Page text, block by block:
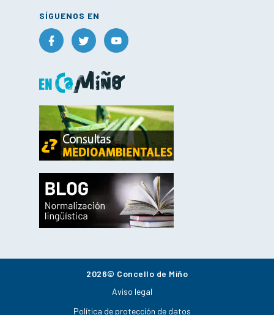
SÍGUENOS EN
2026© Concello de Miño
Aviso legal
Política de protección de datos